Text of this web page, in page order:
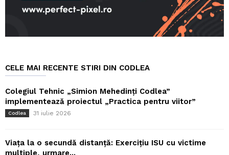
CELE MAI RECENTE STIRI DIN CODLEA
Colegiul Tehnic „Simion Mehedinți Codlea”
implementează proiectul „Practica pentru viitor”
Codlea 31 iulie 2026
Viața la o secundă distanță: Exercițiu ISU cu victime
multiple, urmare...